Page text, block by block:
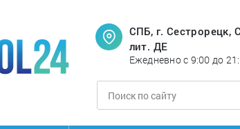
СПБ, г. Сестрорецк,
лит. ДЕ
Ежедневно с 9:00 до